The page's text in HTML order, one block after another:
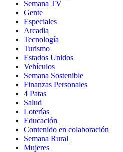
Semana TV
Gente
Especiales
Arcadia
Tecnología
Turismo
Estados Unidos
Vehículos
Semana Sostenible
Finanzas Personales
4 Patas
Salud
Loterías
Educación
Contenido en colaboración
Semana Rural
Mujeres